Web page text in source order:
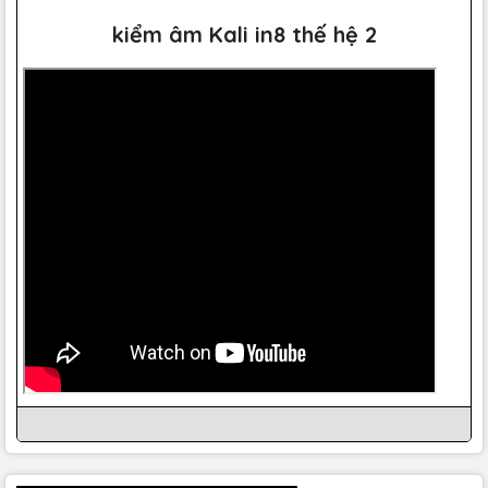
này bắt đầu với một đáp ứng tần số đặc biệt chính
xác. Cuộn dây âm thanh hai lớp, đường kính lớn của
nó thể hiện âm thanh trong trẻo với độ méo tiếng
không đáng kể, thấp hơn hoàn toàn 6dB so với phần
kiểm âm Kali in8 thế hệ 2